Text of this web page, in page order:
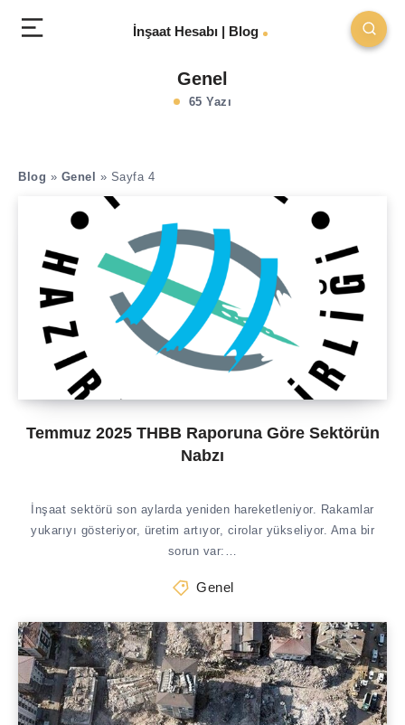
İnşaat Hesabı | Blog
Genel
65 Yazı
Blog » Genel » Sayfa 4
Temmuz 2025 THBB Raporuna Göre Sektörün
Nabzı
İnşaat sektörü son aylarda yeniden hareketleniyor. Rakamlar
yukarıyı gösteriyor, üretim artıyor, cirolar yükseliyor. Ama bir
sorun var:…
Genel